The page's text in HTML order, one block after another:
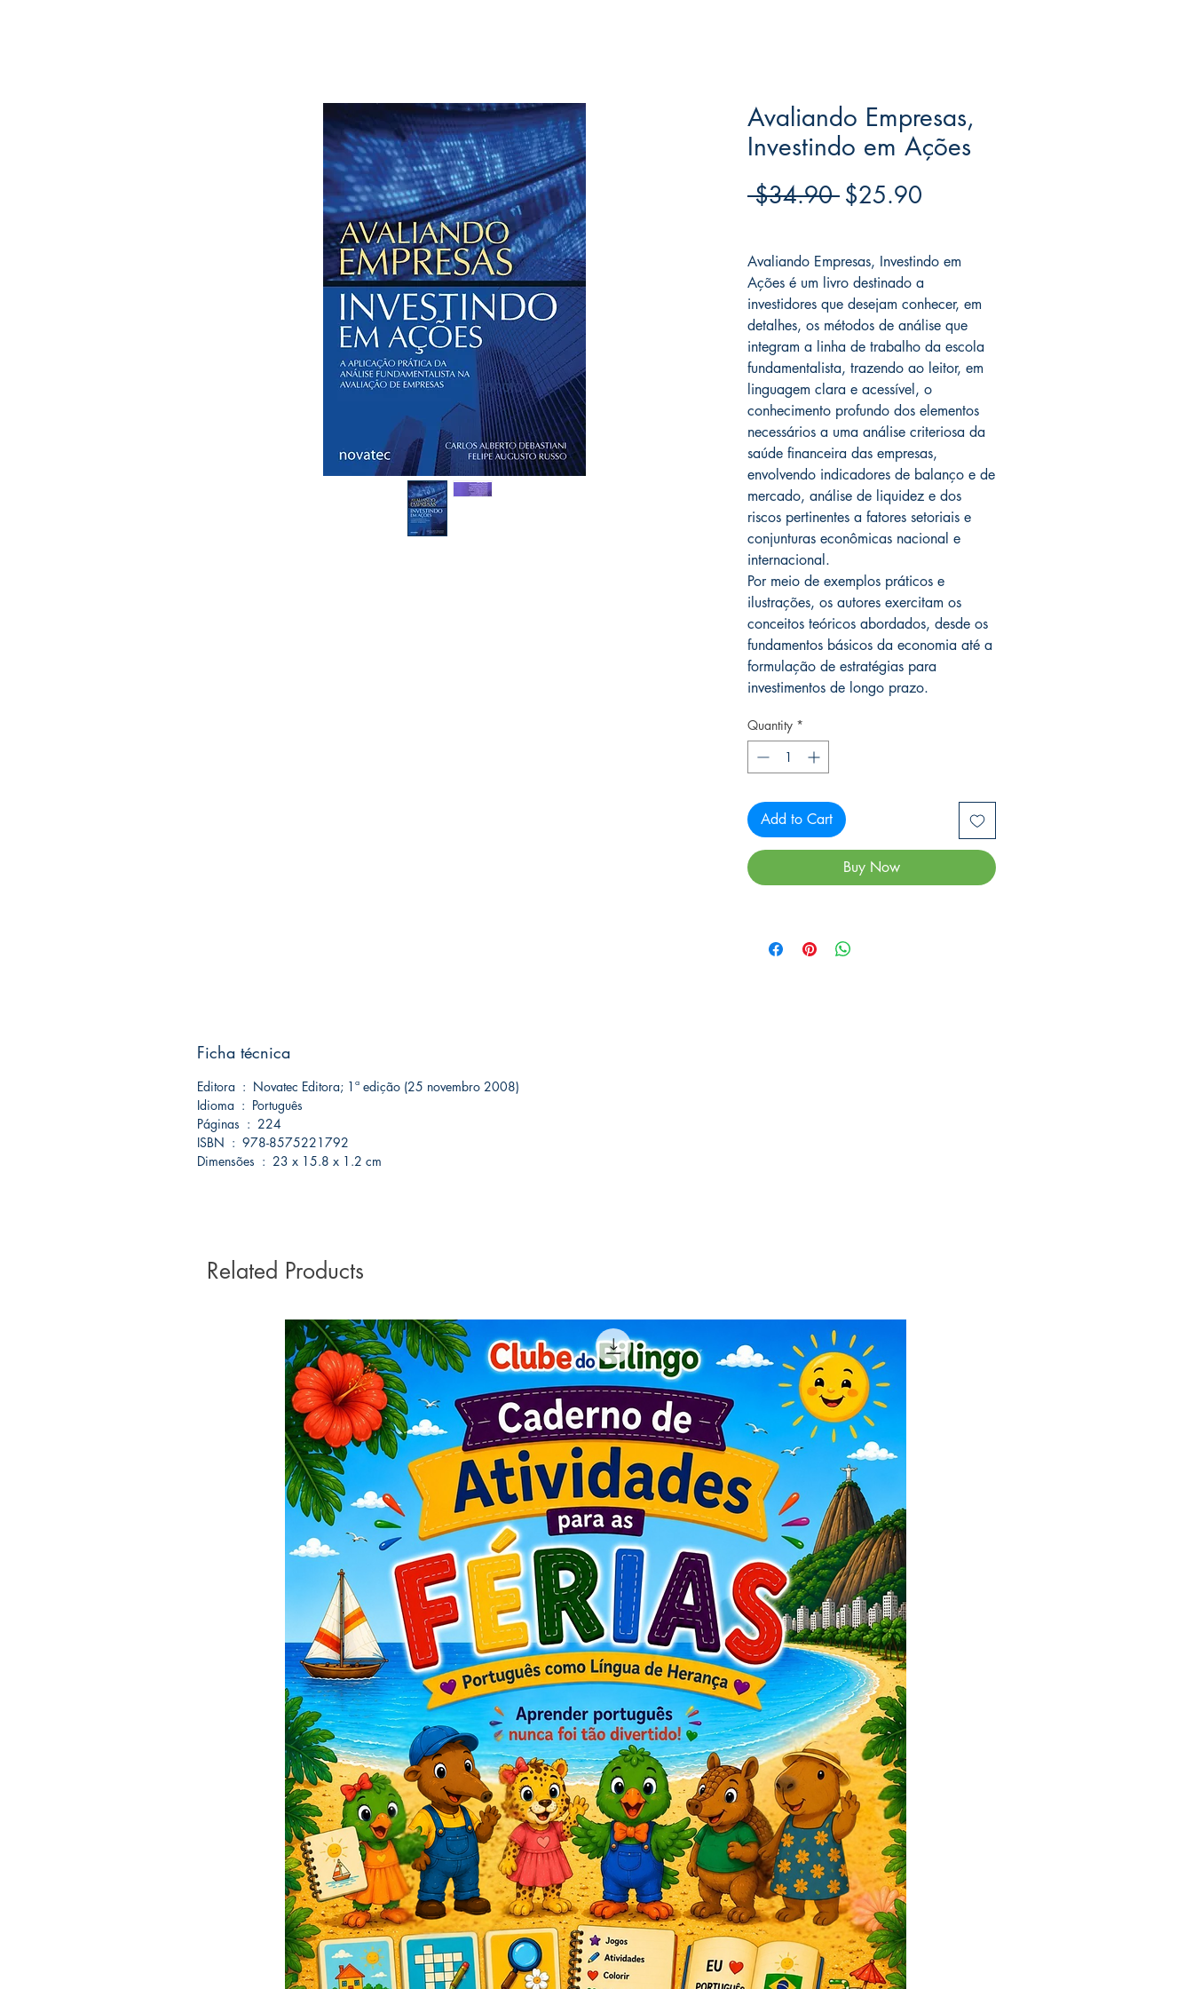
Avaliando Empresas,
Investindo em Ações
$34.90 Regular
$25.90
Avaliando Empresas, Investindo em
Ações é um livro destinado a
investidores que desejam conhecer, em
detalhes, os métodos de análise que
integram a linha de trabalho da escola
fundamentalista, trazendo ao leitor, em
linguagem clara e acessível, o
conhecimento profundo dos elementos
necessários a uma análise criteriosa da
saúde financeira das empresas,
envolvendo indicadores de balanço e de
mercado, análise de liquidez e dos
riscos pertinentes a fatores setoriais e
conjunturas econômicas nacional e
internacional.
Por meio de exemplos práticos e
ilustrações, os autores exercitam os
conceitos teóricos abordados, desde os
fundamentos básicos da economia até a
formulação de estratégias para
investimentos de longo prazo.
Quantity *
Add to Cart
Buy Now
Ficha técnica
Editora ‏ : ‎ Novatec Editora; 1ª edição (25 novembro 2008)
Idioma ‏ : ‎ Português
Páginas ‏ : ‎ 224
ISBN ‏ : ‎ 978-8575221792
Dimensões ‏ : ‎ 23 x 15.8 x 1.2 cm
Related Products